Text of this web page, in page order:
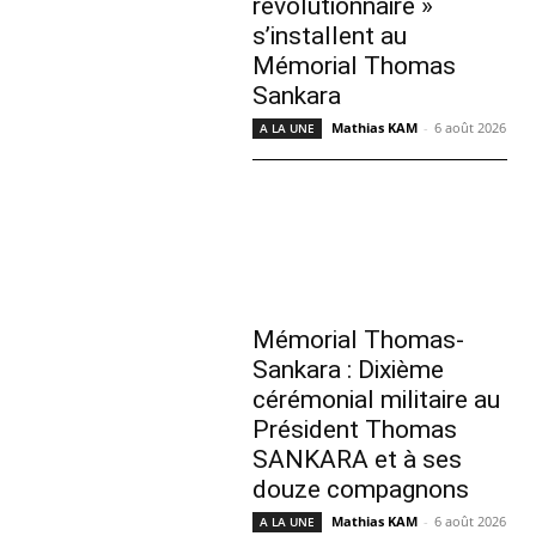
révolutionnaire »
s’installent au
Mémorial Thomas
Sankara
A LA UNE Mathias KAM - 6 août 2026
Mémorial Thomas-
Sankara : Dixième
cérémonial militaire au
Président Thomas
SANKARA et à ses
douze compagnons
A LA UNE Mathias KAM - 6 août 2026